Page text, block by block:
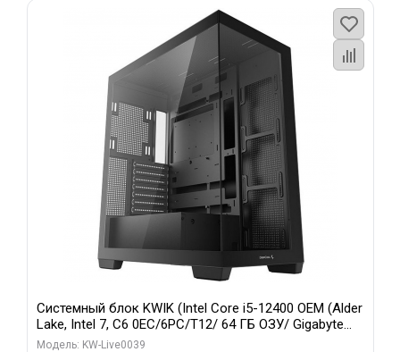
Системный блок KWIK (Intel Core i5-12400 OEM (Alder
Lake, Intel 7, C6 0EC/6PC/T12/ 64 ГБ ОЗУ/ Gigabyte
RX6500XT EAGLE 4G GDDR6 64bit HDMI DP 31055/ 512
Модель: KW-Live0039